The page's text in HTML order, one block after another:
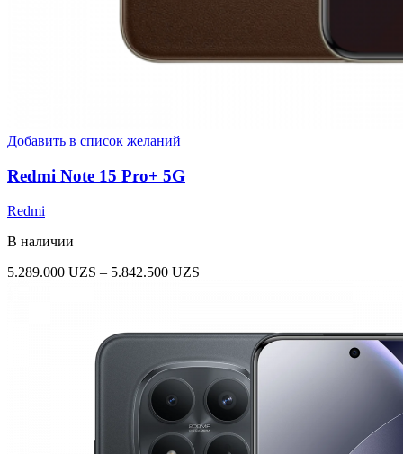
Добавить в список желаний
Redmi Note 15 Pro+ 5G
Redmi
В наличии
5.289.000 UZS – 5.842.500 UZS
5.842.500 UZS